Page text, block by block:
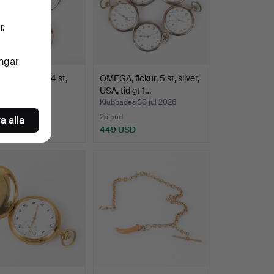
FICKUR, 4 st,
OMEGA, fickur, 5 st, silver,
USA, tidigt 1…
Klubbades 30 jul 2026
25 bud
449 USD
alla